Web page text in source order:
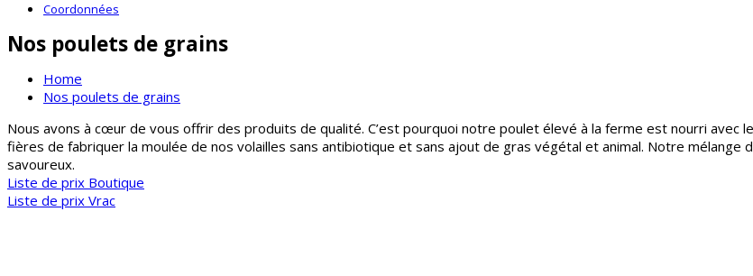
Coordonnées
Nos poulets de grains
Home
Nos poulets de grains
Nous avons à cœur de vous offrir des produits de qualité. C’est pourquoi notre poulet élevé à la ferme est nourri avec
fières de fabriquer la moulée de nos volailles sans antibiotique et sans ajout de gras végétal et animal. Notre
savoureux.
Liste de prix Boutique
Liste de prix Vrac